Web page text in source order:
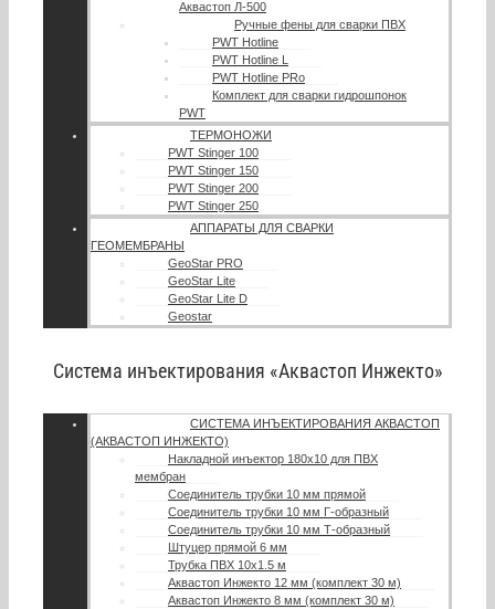
Аквастоп Л-500
Ручные фены для сварки ПВХ
PWT Hotline
PWT Hotline L
PWT Hotline PRo
Комплект для сварки гидрошпонок
PWT
ТЕРМОНОЖИ
PWT Stinger 100
PWT Stinger 150
PWT Stinger 200
PWT Stinger 250
АППАРАТЫ ДЛЯ СВАРКИ
ГЕОМЕМБРАНЫ
GeoStar PRO
GeoStar Lite
GeoStar Lite D
Geostar
Система инъектирования «Аквастоп Инжекто»
СИСТЕМА ИНЪЕКТИРОВАНИЯ АКВАСТОП
(АКВАСТОП ИНЖЕКТО)
Накладной инъектор 180х10 для ПВХ
мембран
Соединитель трубки 10 мм прямой
Соединитель трубки 10 мм Г-образный
Соединитель трубки 10 мм Т-образный
Штуцер прямой 6 мм
Трубка ПВХ 10х1.5 м
Аквастоп Инжекто 12 мм (комплект 30 м)
Аквастоп Инжекто 8 мм (комплект 30 м)